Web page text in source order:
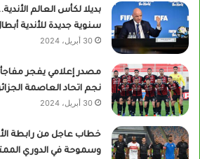
بديلا لكأس العالم
سنوية جديدة للأندية
30 أبريل، 2024
مصدر إعلامي يفجر
نجم اتحاد العاصمة
30 أبريل، 2024
خطاب عاجل من رابطة
وسموحة في الدوري